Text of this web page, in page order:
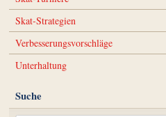
Skat-Strategien
Verbesserungsvorschläge
Unterhaltung
Suche